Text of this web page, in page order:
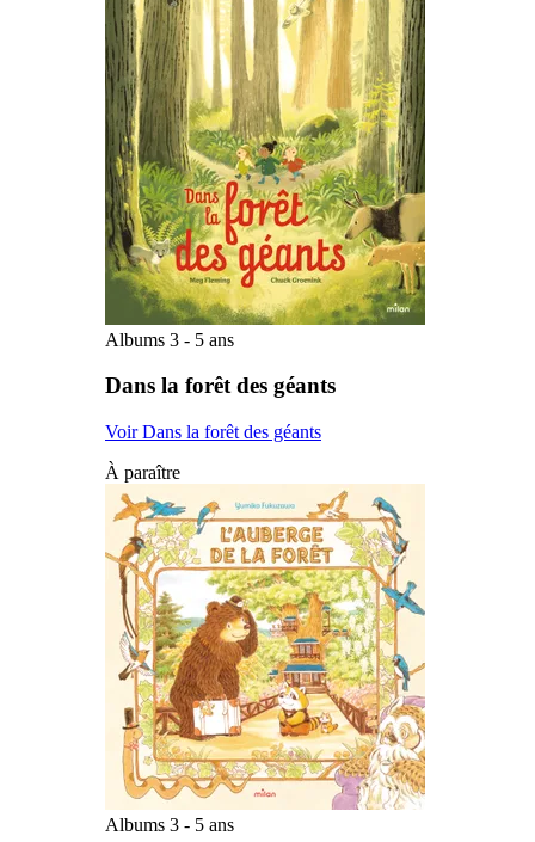
Albums 3 - 5 ans
Dans la forêt des géants
Voir Dans la forêt des géants
À paraître
Albums 3 - 5 ans